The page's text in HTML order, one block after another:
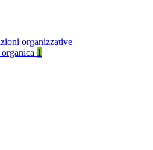
organizzative
1